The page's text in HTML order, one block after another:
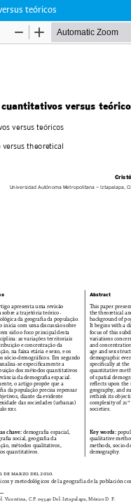
teóricos